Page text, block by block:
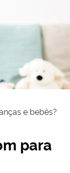
e bebês?
para